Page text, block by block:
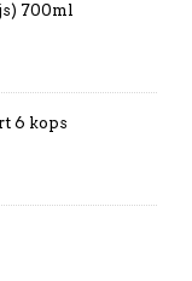
700ml
6 kops